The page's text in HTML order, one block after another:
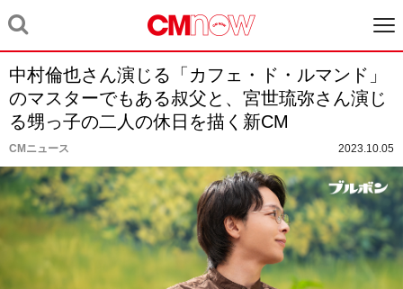
中村倫也さん演じる「カフェ・ド・ルマンド」
のマスターでもある叔父と、宮世琉弥さん演じ
る甥っ子の二人の休日を描く新CM
CMニュース 2023.10.05